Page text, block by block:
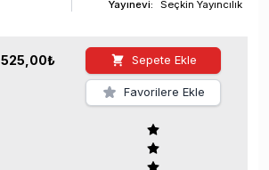
Yayınevi:
Seçkin Yayıncılık
525,00₺ Sepete Ekle
Favorilere Ekle